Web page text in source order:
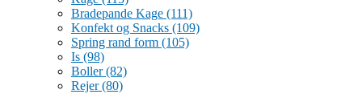
Bradepande Kage (111)
Konfekt og Snacks (109)
Spring rand form (105)
Is (98)
Boller(82)
Rejer(80)